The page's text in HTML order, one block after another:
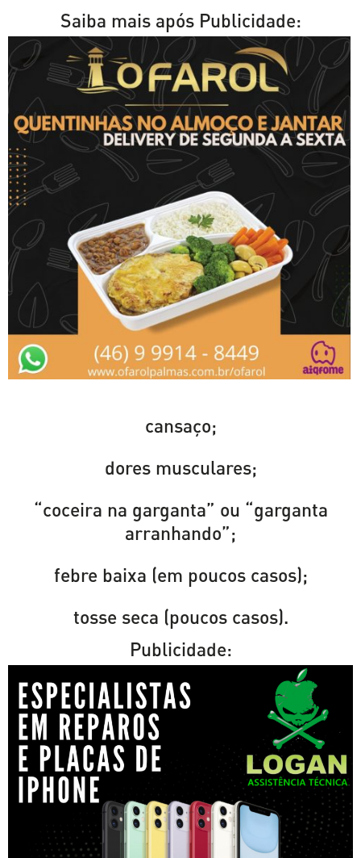
Saiba mais após Publicidade:
cansaço;
dores musculares;
“coceira na garganta” ou “garganta
arranhando”;
febre baixa (em poucos casos);
tosse seca (poucos casos).
Publicidade: